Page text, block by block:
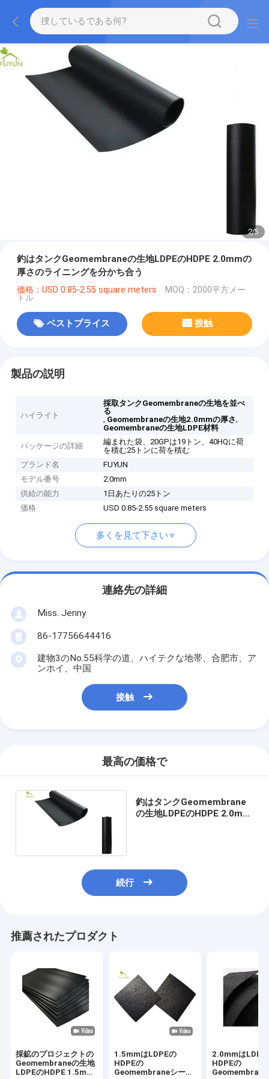
2/5
釣はタンクGeomembraneの生地LDPEのHDPE 2.0mmの
厚さのライニングを分かち合う
価格：USD 0.85-2.55 square meters MOQ：2000平方メー
トル
ベストプライス 接触
製品の説明
ハイライト
採取タンクGeomembraneの生地を並べ
る
, Geomembraneの生地2.0mmの厚さ,
Geomembraneの生地LDPE材料
パッケージの詳細
編まれた袋、20GPは19トン、40HQに荷
を積む25トンに荷を積む
ブランド名
FUYUN
モデル番号
2.0mm
供給の能力
1日あたりの25トン
価格
USD 0.85-2.55 square meters
多くを見て下さい
連絡先の詳細
Miss. Jenny
86-17756644416
建物3のNo.55科学の道、ハイテクな地帯、合肥市、ア
ンホイ、中国
接触
最高の価格で
釣はタンクGeomembrane
の生地LDPEのHDPE 2.0mm
続行
推薦されたプロダクト
採鉱のプロジェクトの
Geomembraneの生地
LDPEのHDPE 1.5mm
1.5mmはLDPEの
HDPEの
Geomembraneシート
2.0mmはLDPE
HDPEの
Geomembrane